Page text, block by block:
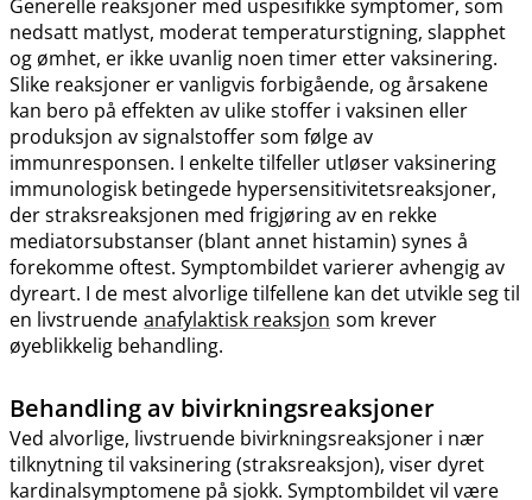
Generelle reaksjoner med uspesifikke symptomer, som
nedsatt matlyst, moderat temperaturstigning, slapphet
og ømhet, er ikke uvanlig noen timer etter vaksinering.
Slike reaksjoner er vanligvis forbigående, og årsakene
kan bero på effekten av ulike stoffer i vaksinen eller
produksjon av signalstoffer som følge av
immunresponsen. I enkelte tilfeller utløser vaksinering
immunologisk betingede hypersensitivitetsreaksjoner,
der straksreaksjonen med frigjøring av en rekke
mediatorsubstanser (blant annet histamin) synes å
forekomme oftest. Symptombildet varierer avhengig av
dyreart. I de mest alvorlige tilfellene kan det utvikle seg til
en livstruende anafylaktisk reaksjon som krever
øyeblikkelig behandling.
Behandling av bivirkningsreaksjoner
Ved alvorlige, livstruende bivirkningsreaksjoner i nær
tilknytning til vaksinering (straksreaksjon), viser dyret
kardinalsymptomene på sjokk. Symptombildet vil være